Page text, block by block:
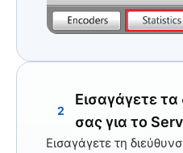
2
Εισαγάγετε τα
σας για το
Εισαγάγετε τη